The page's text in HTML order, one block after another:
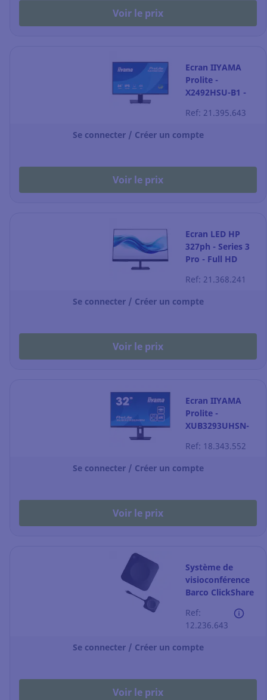
Voir le prix
Ecran IIYAMA
Prolite -
X2492HSU-B1 -
24" - noir
Ref: 21.395.643
Se connecter / Créer un compte
Voir le prix
Ecran LED HP
327ph - Series 3
Pro - Full HD
Ref: 21.368.241
Se connecter / Créer un compte
Voir le prix
Ecran IIYAMA
Prolite -
XUB3293UHSN-
mat
Ref: 18.343.552
Se connecter / Créer un compte
Voir le prix
Système de
visioconférence
Barco ClickShare
Ref:
12.236.643
Se connecter / Créer un compte
Voir le prix